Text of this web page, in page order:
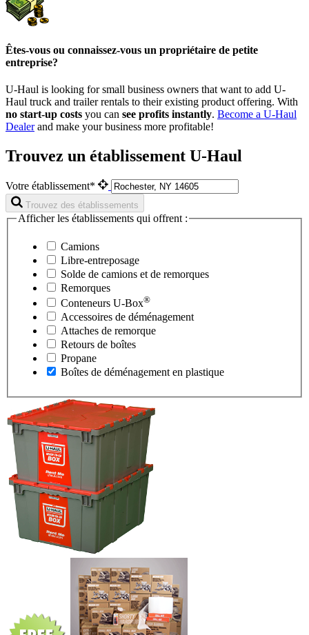
Êtes-vous ou connaissez-vous un propriétaire de petite
entreprise?
U-Haul is looking for small business owners that want to add U-
Haul truck and trailer rentals to their existing product offering. With
no start-up costs you can see profits instantly. Become a U-Haul
Dealerand make your business more profitable!
Trouvez un établissement U-Haul
Votre établissement*
Trouvez des établissements
Afficher les établissements qui offrent :
Camions
Libre-entreposage
Solde de camions et de remorques
Remorques
Conteneurs U-Box®
Accessoires de déménagement
Attaches de remorque
Retours de boîtes
Propane
Boîtes de déménagement en plastique